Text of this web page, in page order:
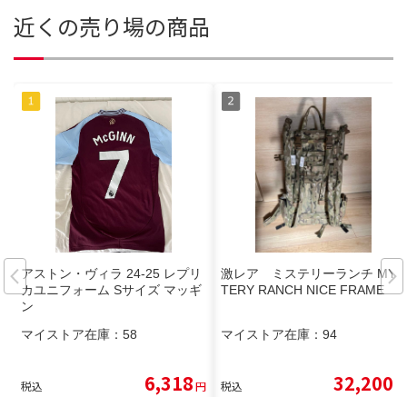
近くの売り場の商品
アストン・ヴィラ 24-25 レプリ
カユニフォーム Sサイズ マッギ
ン
マイストア在庫： 58
税込 6,318円
激レア ミステリーランチ MYS
TERY RANCH NICE FRAME
マイストア在庫： 94
税込 32,200